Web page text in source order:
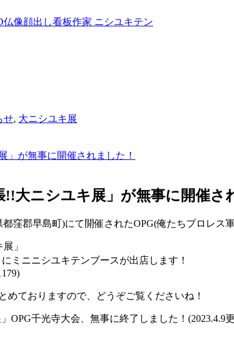
せ, 大ニシユキ展
」が無事に開催されました！
大ニシユキ展」が無事に開催さ
窪郡早島町)にて開催されたOPG(俺たちプロレ
」
ミニニシユキテンブースが出店します！
めておりますので、どうぞご覧くださいね！
OPG千光寺大会、無事に終了しました！(2023.4.9